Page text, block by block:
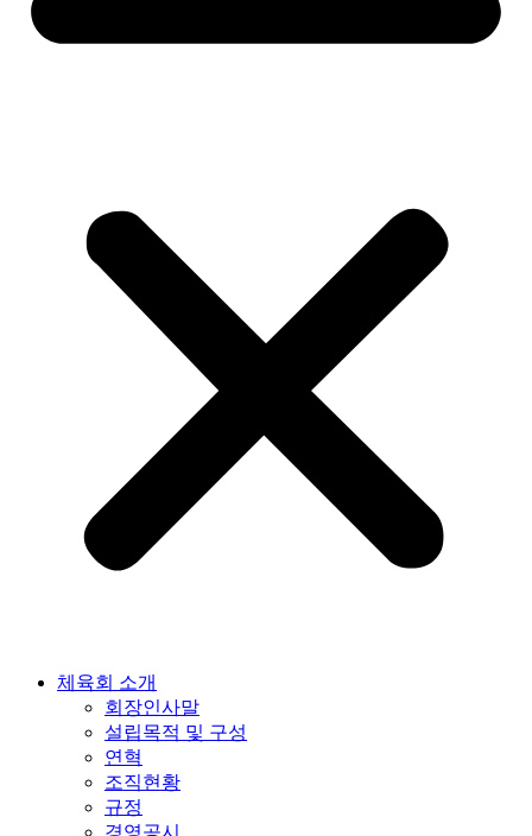
체육회 소개
회장인사말
설립목적 및 구성
연혁
조직현황
규정
경영공시